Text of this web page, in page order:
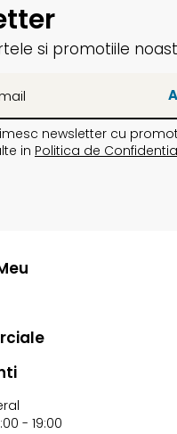
si promotiile
newsletter cu
in Politica de
- 19:00